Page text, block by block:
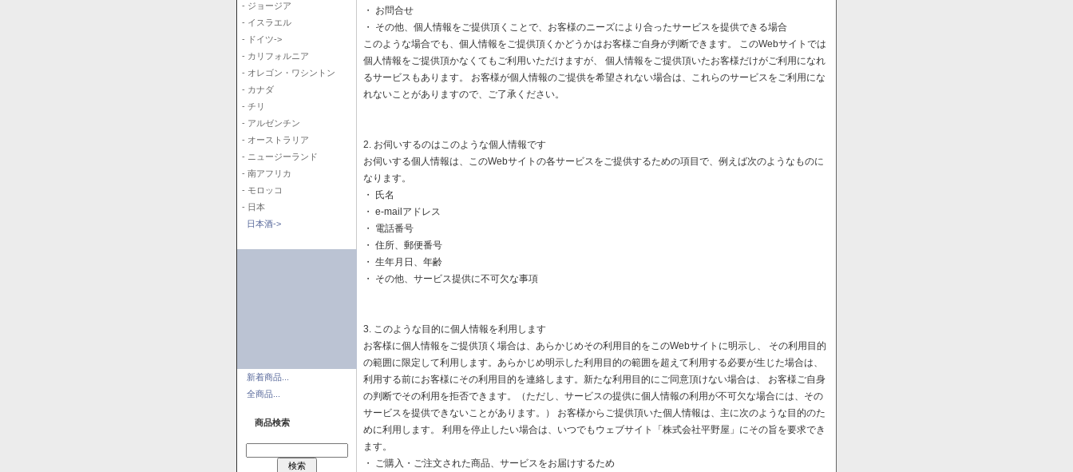
- ジョージア
- イスラエル
- ドイツ->
- カリフォルニア
- オレゴン・ワシントン
- カナダ
- チリ
- アルゼンチン
- オーストラリア
- ニュージーランド
- 南アフリカ
- モロッコ
- 日本
日本酒->
新着商品...
全商品...
商品検索
・ お問合せ
・ その他、個人情報をご提供頂くことで、お客様のニーズにより合ったサービスを提供できる場合
このような場合でも、個人情報をご提供頂くかどうかはお客様ご自身が判断できます。 このWebサイトでは
個人情報をご提供頂かなくてもご利用いただけますが、 個人情報をご提供頂いたお客様だけがご利用になれ
るサービスもあります。 お客様が個人情報のご提供を希望されない場合は、これらのサービスをご利用にな
れないことがありますので、ご了承ください。
2. お伺いするのはこのような個人情報です
お伺いする個人情報は、このWebサイトの各サービスをご提供するための項目で、例えば次のようなものに
なります。
・ 氏名
・ e-mailアドレス
・ 電話番号
・ 住所、郵便番号
・ 生年月日、年齢
・ その他、サービス提供に不可欠な事項
3. このような目的に個人情報を利用します
お客様に個人情報をご提供頂く場合は、あらかじめその利用目的をこのWebサイトに明示し、 その利用目的
の範囲に限定して利用します。あらかじめ明示した利用目的の範囲を超えて利用する必要が生じた場合は、
利用する前にお客様にその利用目的を連絡します。新たな利用目的にご同意頂けない場合は、 お客様ご自身
の判断でその利用を拒否できます。（ただし、サービスの提供に個人情報の利用が不可欠な場合には、その
サービスを提供できないことがあります。） お客様からご提供頂いた個人情報は、主に次のような目的のた
めに利用します。 利用を停止したい場合は、いつでもウェブサイト「株式会社平野屋」にその旨を要求でき
ます。
・ ご購入・ご注文された商品、サービスをお届けするため